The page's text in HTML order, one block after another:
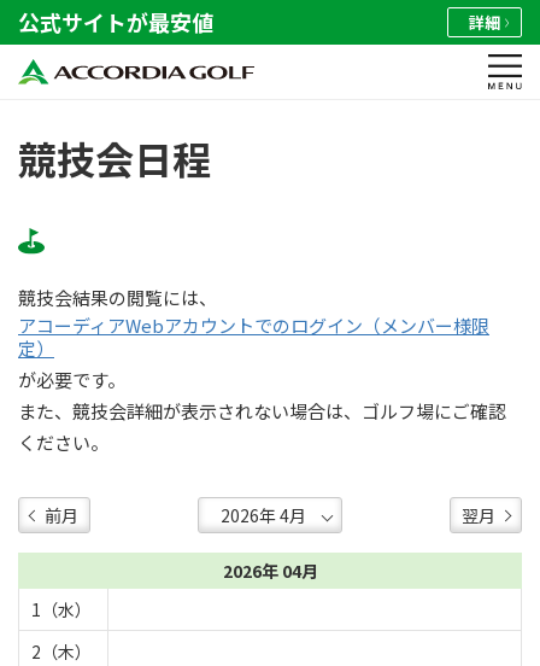
公式サイトが最安値 詳細
競技会日程
競技会結果の閲覧には、
アコーディアWebアカウントでのログイン（メンバー様限
定）
が必要です。
また、競技会詳細が表示されない場合は、ゴルフ場にご確認
ください。
前月 翌月
2026年 04月
1（水）
2（木）